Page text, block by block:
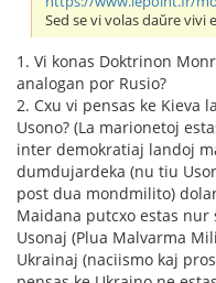
Sed se vi volas daŭre vivi
1. Vi konas Doktrinon
analogan por Rusio?
2. Cxu vi pensas ke Kieva
Usono? (La marionetoj
inter demokratiaj landoj
dumdujardeka (nu tiu
post dua mondmilito)
Maidana putcxo estas
Usonaj (Plua Malvarma
Ukrainaj (naciismo kaj